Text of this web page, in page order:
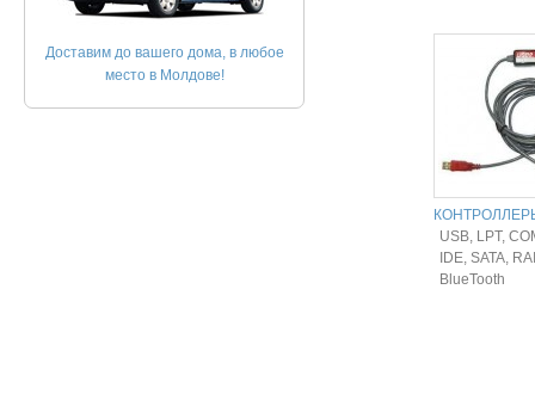
Доставим до вашего дома, в любое
место в Молдове!
USB, LPT,
IDE, SATA,
BlueTooth